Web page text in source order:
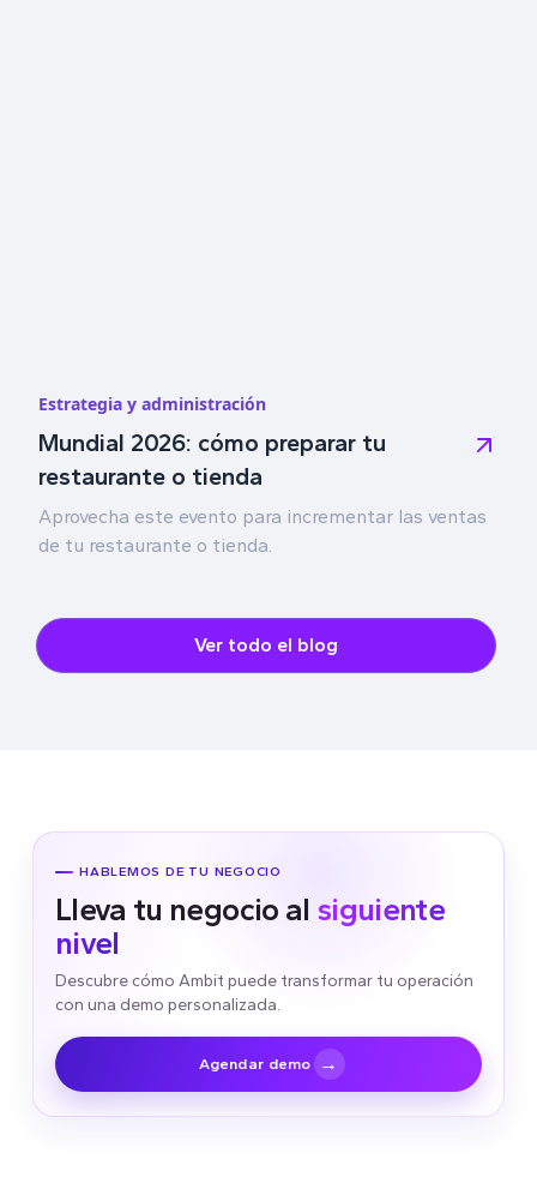
Estrategia y administración
Mundial 2026: cómo preparar tu
restaurante o tienda
Aprovecha este evento para incrementar las ventas
de tu restaurante o tienda.
Ver todo el blog
HABLEMOS DE TU NEGOCIO
Lleva tu negocio al siguiente
nivel
Descubre cómo Ambit puede transformar tu operación
con una demo personalizada.
Agendar demo →